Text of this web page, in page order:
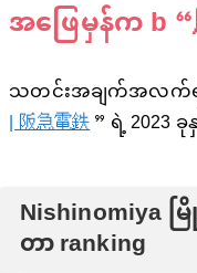
အဖြေမှန်က b “
သတင်းအချက်အလက်ရ
| 阪急電鉄” ရဲ့ 2023 ခု
Nishinomiya
တာ ranking